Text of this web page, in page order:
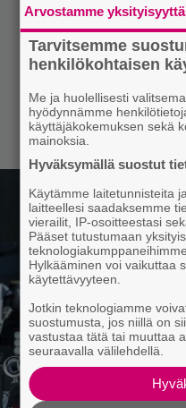
Arvostamme
Tarvitsemme
henkilökohtaisen
Me ja huolellisesti
hyödynnämme
käyttäjäkokemuksen sekä
mainoksia.
Hyväksymällä suostut
Käytämme laitetunnisteita
laitteellesi saadaksemme
vierailit, IP-osoitteestasi
Pääset tutustumaan
Hylkääminen voi vaikuttaa
käytettävyyteen.
Jotkin teknologiamme
suostumusta, jos niillä on
vastustaa tätä tai muuttaa
seuraavalla välilehdellä.